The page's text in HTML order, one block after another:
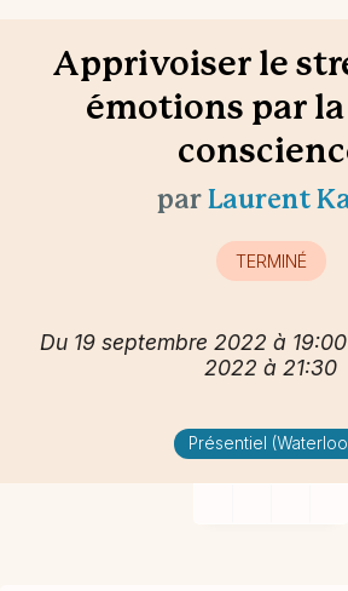
Apprivoiser le
émotions par
par Laurent
TERMINÉ
Du 19 septembre 2022 à
2022 à 21:30
Présentiel